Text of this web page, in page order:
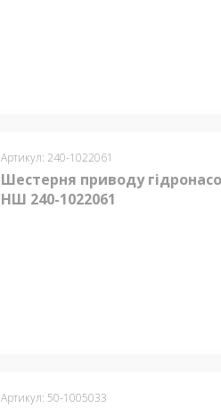
Артикул: 240-1022061
Шестерня приводу
НШ 240-1022061
Артикул: 50-1005033